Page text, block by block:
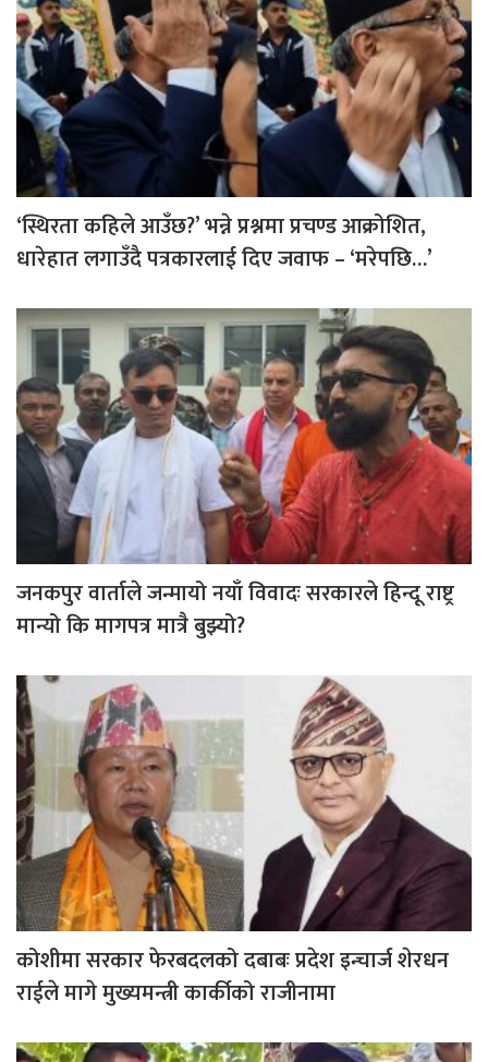
‘स्थिरता कहिले आउँछ?’ भन्ने प्रश्नमा प्रचण्ड आक्रोशित,
धारेहात लगाउँदै पत्रकारलाई दिए जवाफ – ‘मरेपछि…’
जनकपुर वार्ताले जन्मायो नयाँ विवादः सरकारले हिन्दू राष्ट्र
मान्यो कि मागपत्र मात्रै बुझ्यो?
कोशीमा सरकार फेरबदलको दबाबः प्रदेश इन्चार्ज शेरधन
राईले मागे मुख्यमन्त्री कार्कीको राजीनामा